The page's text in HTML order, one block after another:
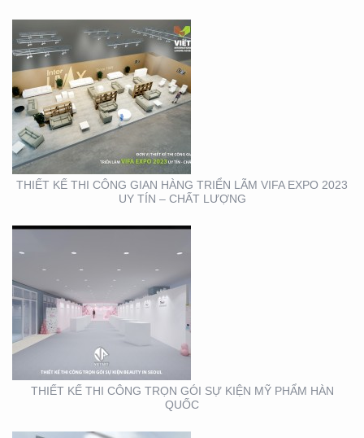
THIẾT KẾ THI CÔNG GIAN HÀNG TRIỂN LÃM VIFA EXPO 2023
UY TÍN – CHẤT LƯỢNG
THIẾT KẾ THI CÔNG
TRỌN GÓI SỰ KIỆN MỸ
PHẨM HÀN QUỐC
THIẾT KẾ THI CÔNG TRỌN GÓI SỰ KIỆN MỸ PHẨM HÀN
QUỐC
THIẾT KẾ THI CÔNG
BẢNG HIỆU CỬA HÀNG
CP FRESHMART